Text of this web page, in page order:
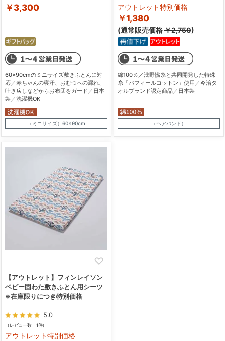
￥3,300
60×90cmのミニサイズ敷きふとんに対
応／赤ちゃんの寝汗、おむつへの漏れ、
吐き戻しなどからお布団をガード／日本
製／洗濯機OK
（ミニサイズ）60×90cm
アウトレット特別価格
￥1,380
(通常販売価格￥2,750)
綿100％／浅野撚糸と共同開発した特殊
糸「パフィールコットン」使用／今治タ
オルブランド認定商品／日本製
（ヘアバンド）
【アウトレット】フィンレイソン
ベビー固わた敷きふとん用シーツ
※在庫限りにつき特別価格
5.0
（レビュー数：1件）
アウトレット特別価格